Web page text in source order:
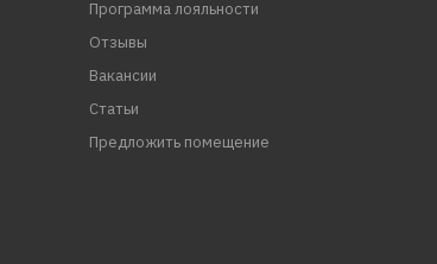
Программа лояльности
Отзывы
Вакансии
Статьи
Предложить помещение